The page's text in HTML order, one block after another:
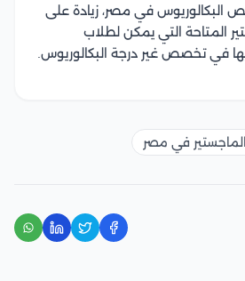
البكالوريوس في مصر، زيادة على
المتاحة التي يمكن لطلاب
في تخصص غير درجة البكالوريوس.
في مصر